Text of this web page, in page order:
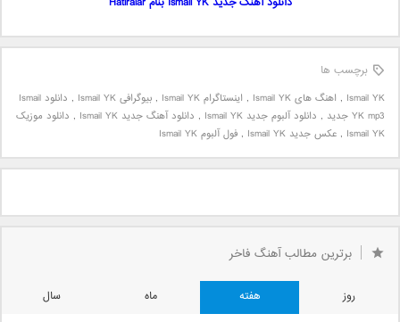
برچسب ها
Ismail YK
, اهنگ های Ismail YK , اینستاگرام Ismail YK , بیوگرافی Ismail YK ,
دانلود Ismail
YK mp3 جدید
, دانلود آلبوم جدید Ismail YK , دانلود آهنگ جدید Ismail YK , دانلود موزیک
Ismail YK
, عکس جدید Ismail YK , فول آلبوم Ismail YK
برترین مطالب آهنگ فاخر
روز هفته ماه
سال